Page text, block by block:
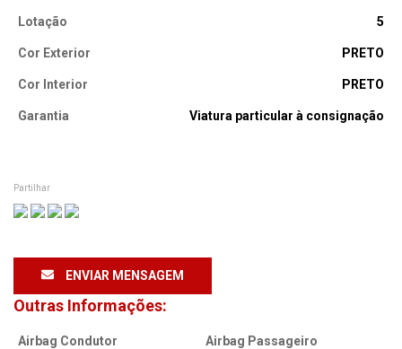
Lotação 5
Cor Exterior PRETO
Cor Interior PRETO
Garantia Viatura particular à consignação
Partilhar
ENVIAR MENSAGEM
Outras Informações:
Airbag Condutor Airbag Passageiro